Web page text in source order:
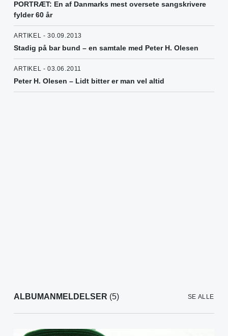
PORTRÆT: En af Danmarks mest oversete sangskrivere
fylder 60 år
ARTIKEL - 30.09.2013
Stadig på bar bund – en samtale med Peter H. Olesen
ARTIKEL - 03.06.2011
Peter H. Olesen – Lidt bitter er man vel altid
ALBUMANMELDELSER (5) SE ALLE